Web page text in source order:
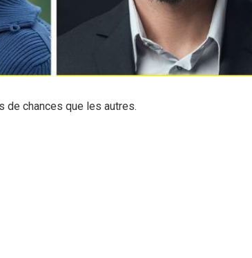
de chances que les autres.